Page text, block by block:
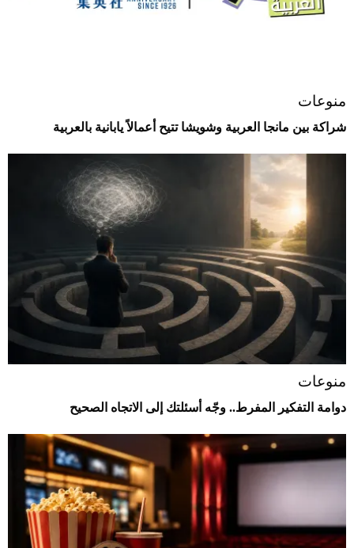
منوعات
شراكة بين مانجا العربية وشويشا تتيح أعمالاً يابانية بالعربية
منوعات
دوامة التفكير المفرط.. وجّه أسئلتك إلى الاتجاه الصحيح